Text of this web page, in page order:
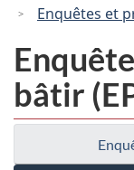
Enquêtes et
bâtir